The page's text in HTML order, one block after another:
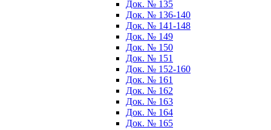
Док. № 135
Док. № 136-140
Док. № 141-148
Док. № 149
Док. № 150
Док. № 151
Док. № 152-160
Док. № 161
Док. № 162
Док. № 163
Док. № 164
Док. № 165